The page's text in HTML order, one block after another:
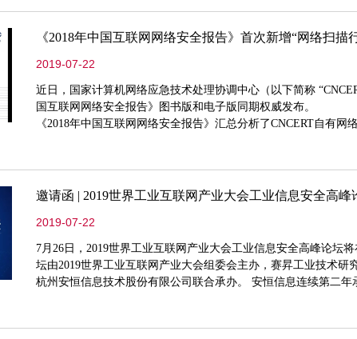
全的重要性和关键性凸显。
2019-07-22
近日，国家计算机网络应急技术处理协调中心（以下简称
国互联网网络安全报告》图书版和电子版同期权威发布。
《2018年中国互联网网络安全报告》汇总分析了CNCERT自有网
的威胁情报数据，为《2018年中国互联网网络安全报告》提供了
题分析》（第2.6节）的内容支持
2019-07-22
7月26日，2019世界工业互联网产业大会工业信息安全高峰论坛
坛由2019世界工业互联网产业大会组委会主办，赛昇工业技术研
杭州安恒信息技术股份有限公司联合承办。 安恒信息连续第二年